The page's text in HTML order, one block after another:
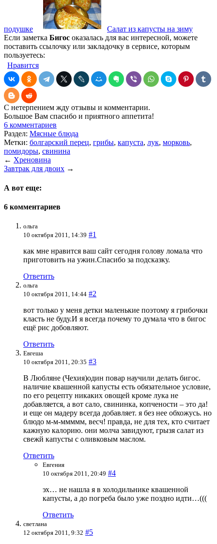
подушке
Салат из капусты на зиму
Если заметка Бигос оказалась для вас интересной, можете
поставить ссылочку или закладочку в сервисе, которым
пользуетесь:
Нравится
С нетерпением жду отзывы и комментарии.
Большое Вам спасибо и приятного аппетита!
6 комментариев
Раздел: Мясные блюда
Метки: болгарский перец, грибы, капуста, лук, морковь,
помидоры, свинина
← Хреновина
Завтрак для двоих →
А вот еще:
6 комментариев
ольга
10 октября 2011, 14:39 #1
как мне нравится ваш сайт сегодня голову ломала что
приготовить на ужин.Спасибо за подсказку.
Ответить
ольга
10 октября 2011, 14:44 #2
вот только у меня детки маленькие поэтому я грибочки
класть не буду.И я всегда почему то думала что в бигос
ещё рис добовляют.
Ответить
Евгеша
10 октября 2011, 20:35 #3
В Любляне (Чехия)один повар научили делать бигос.
наличие квашенной капусты есть обязательное условие,
по его рецепту никаких овощей кроме лука не
добавляется, а вот сало, свининка, копчености – это да!
и еще он мадеру всегда добавляет. я без нее обхожусь. но
блюдо м-м-ммммм, весч! правда, не для тех, кто считает
кажную калорию. они молча завидуют, грызя салат из
свежй капусты с оливковым маслом.
Ответить
Евгения
10 октября 2011, 20:49 #4
эх… не нашла я в холодильнике квашенной
капусты, а до погреба было уже поздно идти…(((
Ответить
светлана
12 октября 2011, 9:32 #5